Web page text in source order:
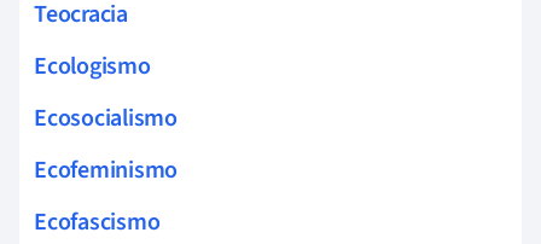
Teocracia
Ecologismo
Ecosocialismo
Ecofeminismo
Ecofascismo